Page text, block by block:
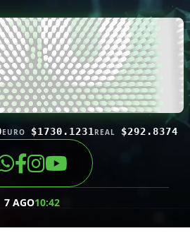
EURO $1730.1231 REAL $292.8374
7 AGO10:42